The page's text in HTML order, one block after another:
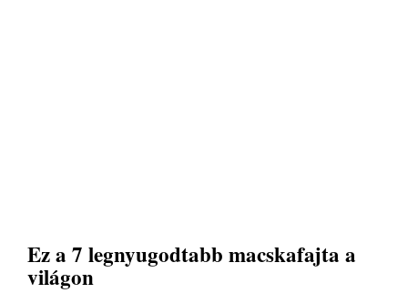
Ez a 7 legnyugodtabb macskafajta a
világon